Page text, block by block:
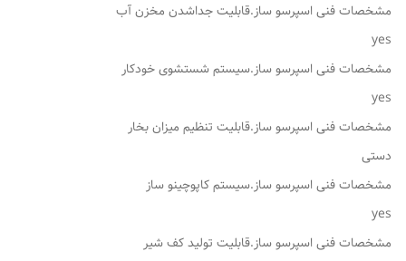
مشخصات فنی اسپرسو ساز.قابلیت جداشدن مخزن آب
yes
مشخصات فنی اسپرسو ساز.سیستم شستشوی خودکار
yes
مشخصات فنی اسپرسو ساز.قابلیت تنظیم میزان بخار
دستی
مشخصات فنی اسپرسو ساز.سیستم کاپوچینو ساز
yes
مشخصات فنی اسپرسو ساز.قابلیت تولید کف شیر